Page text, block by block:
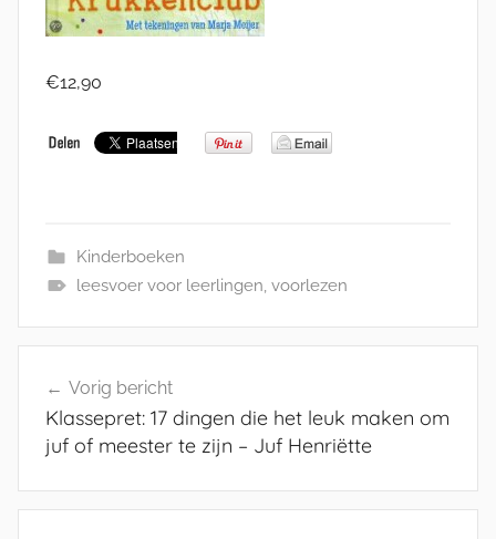
€12,90
Kinderboeken
leesvoer voor leerlingen, voorlezen
navigatie
Vorig bericht
Klassepret: 17 dingen die het leuk maken om
juf of meester te zijn – Juf Henriëtte